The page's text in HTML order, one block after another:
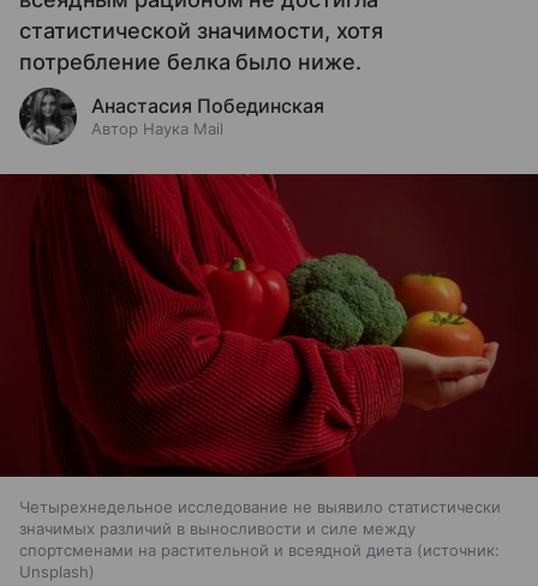
статистической значимости, хотя
потребление белка было ниже.
Анастасия Побединская
Автор Наука Mail
Четырехнедельное исследование не выявило статистически
значимых различий в выносливости и силе между
спортсменами на растительной и всеядной диета
источник:
Unsplash